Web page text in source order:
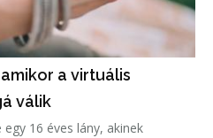
a virtuális
válik
16 éves lány, akinek